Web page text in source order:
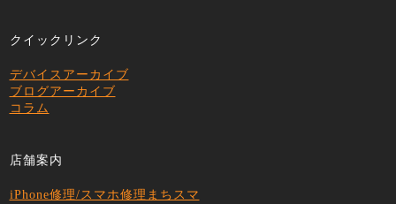
クイックリンク
デバイスアーカイブ
ブログアーカイブ
コラム
店舗案内
iPhone修理/スマホ修理まちスマ